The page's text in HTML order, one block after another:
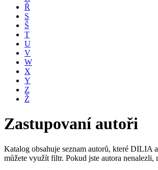
Ř
S
Š
T
U
V
W
X
Y
Z
Ž
Zastupovaní autoři
Katalog obsahuje seznam autorů, které DILIA
můžete využít filtr. Pokud jste autora